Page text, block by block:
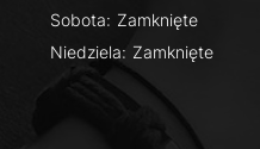
Sobota: Zamknięte
Niedziela: Zamknięte